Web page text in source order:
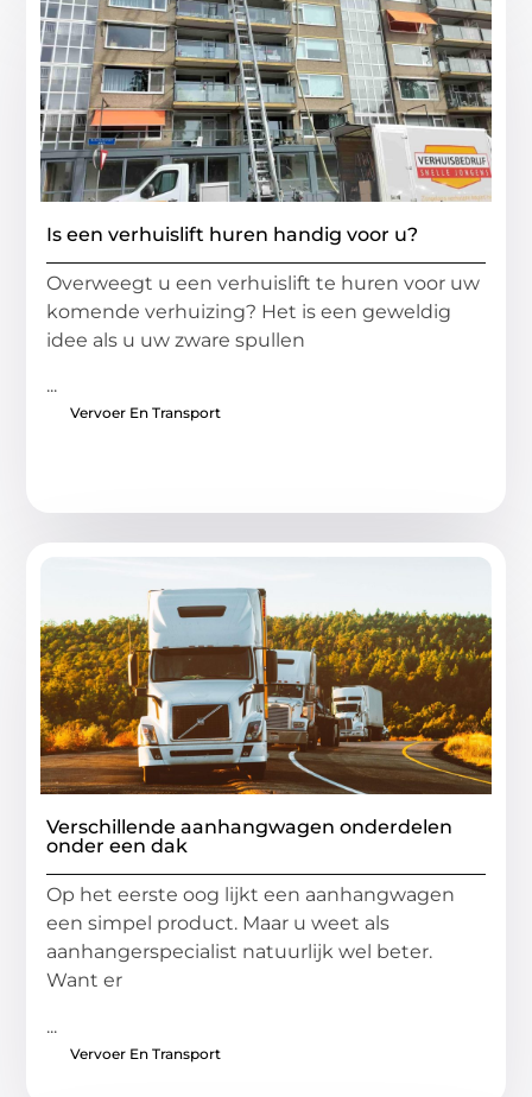
Is een verhuislift huren handig voor u?
Overweegt u een verhuislift te huren voor uw
komende verhuizing? Het is een geweldig
idee als u uw zware spullen
...
Vervoer En Transport
Verschillende aanhangwagen onderdelen
onder een dak
Op het eerste oog lijkt een aanhangwagen
een simpel product. Maar u weet als
aanhangerspecialist natuurlijk wel beter.
Want er
...
Vervoer En Transport